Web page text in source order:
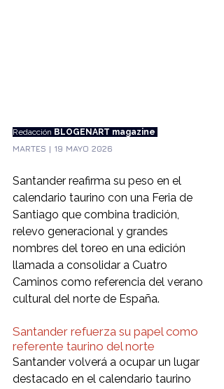
Redacción BLOGENART magazine
MARTES | 19 MAYO 2026
Santander reafirma su peso en el
calendario taurino con una Feria de
Santiago que combina tradición,
relevo generacional y grandes
nombres del toreo en una edición
llamada a consolidar a Cuatro
Caminos como referencia del verano
cultural del norte de España.
Santander refuerza su papel como
referente taurino del norte
Santander volverá a ocupar un lugar
destacado en el calendario taurino